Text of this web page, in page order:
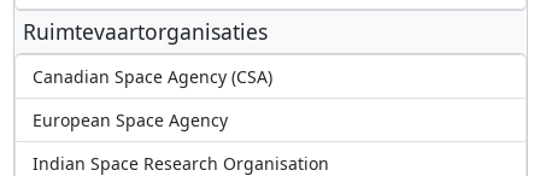
Ruimtevaartorganisaties
Canadian Space Agency (CSA)
European Space Agency
Indian Space Research Organisation